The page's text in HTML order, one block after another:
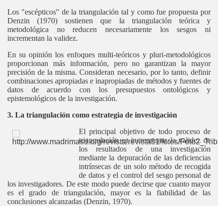
Los "escépticos" de la triangulación tal y como fue propuesta por
Denzin (1970) sostienen que la triangulación teórica y
metodológica no reducen necesariamente los sesgos ni
incrementan la validez.
En su opinión los enfoques multi-teóricos y pluri-metodológicos
proporcionan más información, pero no garantizan la mayor
precisión de la misma. Consideran necesario, por lo tanto, definir
combinaciones apropiadas e inapropiadas de métodos y fuentes de
datos de acuerdo con los presupuestos ontológicos y
epistemológicos de la investigación.
3. La triangulación como estrategia de investigación
El principal objetivo de todo proceso de
triangulación es incrementar la validez de
los resultados de una investigación
mediante la depuración de las deficiencias
intrínsecas de un solo método de recogida
de datos y el control del sesgo personal de
los investigadores. De este modo puede decirse que cuanto mayor
es el grado de triangulación, mayor es la fiabilidad de las
conclusiones alcanzadas (Denzin, 1970).